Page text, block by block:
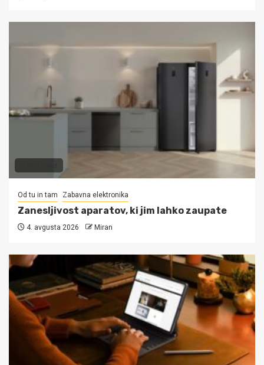
Od tu in tam Zabavna elektronika
Zanesljivost aparatov, ki jim lahko zaupate
4. avgusta 2026 Miran